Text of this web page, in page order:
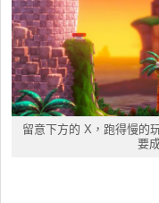
留意下方的 X，跑得慢的
要